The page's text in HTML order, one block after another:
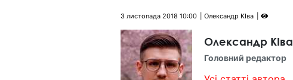
3 листопада 2018 10:00 Олександр КІва
Олександр КІва
Головний редактор